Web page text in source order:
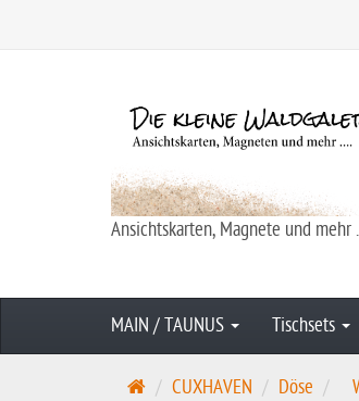
Ansichtskarten, Magnete und mehr
MAIN / TAUNUS Tischsets
S
CUXHAVEN Döse